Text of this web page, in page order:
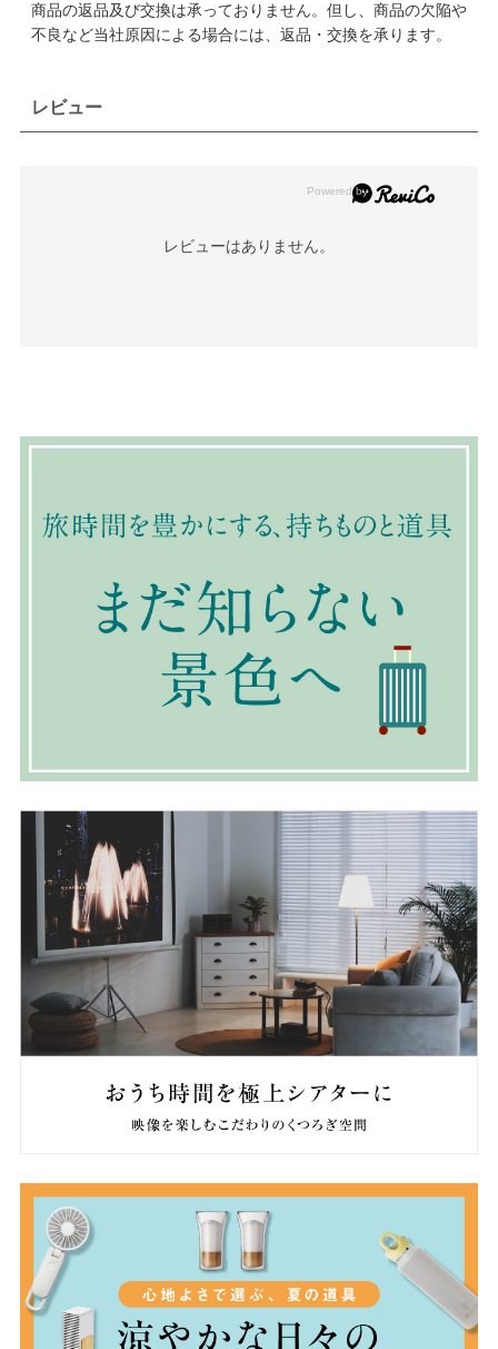
商品の返品及び交換は承っておりません。但し、商品の欠陥や
不良など当社原因による場合には、返品・交換を承ります。
レビュー
レビューはありません。